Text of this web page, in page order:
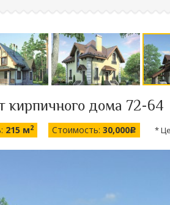
кирпичного дома 72-64
215 м2 Стоимость: 30,000c *